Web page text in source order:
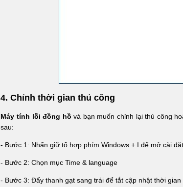
4. Chỉnh thời gian thủ công
Máy tính lỗi đồng hồ và bạn muốn chỉnh lại thủ công
sau:
- Bước 1: Nhấn giữ tổ hợp phím Windows + I để mở cài
- Bước 2: Chọn mục Time & language
- Bước 3: Đẩy thanh gạt sang trái để tắt cập nhật thời